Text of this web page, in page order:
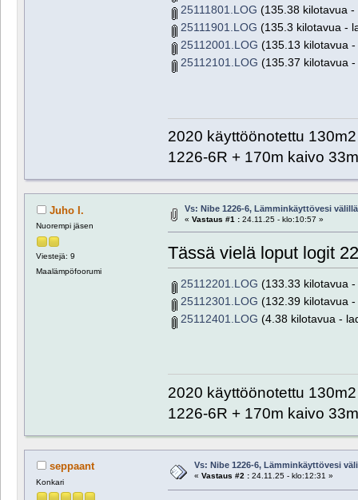
25111801.LOG (135.38 kilotavua
25111901.LOG (135.3 kilotavua -
25112001.LOG (135.13 kilotavua
25112101.LOG (135.37 kilotavua
2020 käyttöönotettu
1226-6R + 170m kaivo
Juho I.
Nuorempi jäsen
Viestejä: 9
Maalämpöfoorumi
Vs: Nibe 1226-6, Lämminkäyttövesi
« Vastaus #1 :24.11.25 - klo:10:57 »
Tässä vielä loput logit
25112201.LOG (133.33 kilotavua
25112301.LOG (132.39 kilotavua
25112401.LOG (4.38 kilotavua -
2020 käyttöönotettu
1226-6R + 170m kaivo
seppaant
Konkari
Vs: Nibe 1226-6, Lämminkäyttövesi
« Vastaus #2 :24.11.25 - klo:12:31 »